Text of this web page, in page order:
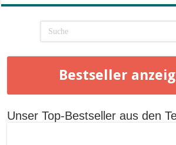
Bestseller
Unser Top-Bestseller aus den